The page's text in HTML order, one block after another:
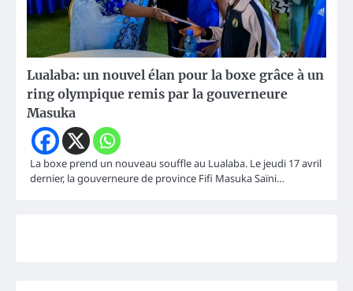
Lualaba: un nouvel élan pour la boxe grâce à un
ring olympique remis par la gouverneure
Masuka
La boxe prend un nouveau souffle au Lualaba. Le jeudi 17 avril
dernier, la gouverneure de province Fifi Masuka Saïni…